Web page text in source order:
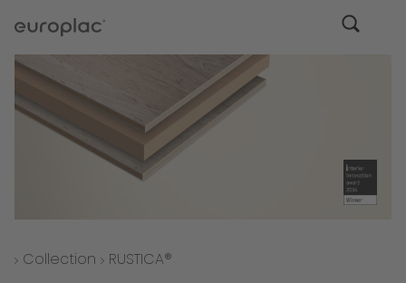
Collection RUSTICA®